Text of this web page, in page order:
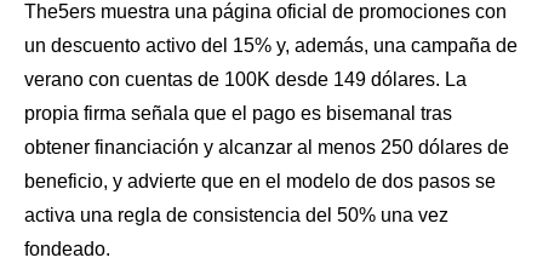
The5ers muestra una página oficial de promociones con
un descuento activo del 15% y, además, una campaña de
verano con cuentas de 100K desde 149 dólares. La
propia firma señala que el pago es bisemanal tras
obtener financiación y alcanzar al menos 250 dólares de
beneficio, y advierte que en el modelo de dos pasos se
activa una regla de consistencia del 50% una vez
fondeado.